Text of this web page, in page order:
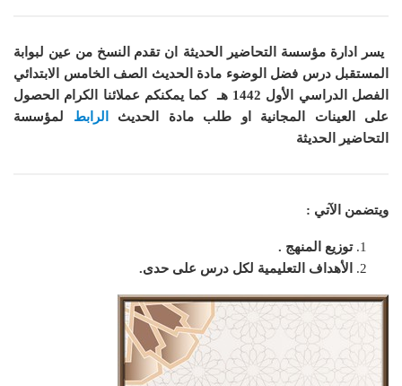
يسر ادارة مؤسسة التحاضير الحديثة ان تقدم النسخ من عين لبوابة
المستقبل درس فضل الوضوء مادة
الحديث الصف الخامس الابتدائي
الفصل الدراسي الأول 1442 هـ
كما يمكنكم عملائنا الكرام الحصول
على العينات المجانية او طلب مادة الحديث
الرابط لمؤسسة
التحاضير الحديثة
ويتضمن الآتي :
توزيع المنهج .
الأهداف التعليمية لكل درس على حدى.